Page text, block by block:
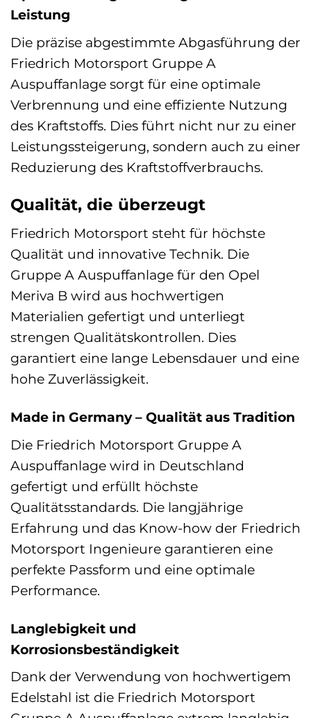
Leistung
Die präzise abgestimmte Abgasführung der
Friedrich Motorsport Gruppe A
Auspuffanlage sorgt für eine optimale
Verbrennung und eine effiziente Nutzung
des Kraftstoffs. Dies führt nicht nur zu einer
Leistungssteigerung, sondern auch zu einer
Reduzierung des Kraftstoffverbrauchs.
Qualität, die überzeugt
Friedrich Motorsport steht für höchste
Qualität und innovative Technik. Die
Gruppe A Auspuffanlage für den Opel
Meriva B wird aus hochwertigen
Materialien gefertigt und unterliegt
strengen Qualitätskontrollen. Dies
garantiert eine lange Lebensdauer und eine
hohe Zuverlässigkeit.
Made in Germany – Qualität aus Tradition
Die Friedrich Motorsport Gruppe A
Auspuffanlage wird in Deutschland
gefertigt und erfüllt höchste
Qualitätsstandards. Die langjährige
Erfahrung und das Know-how der Friedrich
Motorsport Ingenieure garantieren eine
perfekte Passform und eine optimale
Performance.
Langlebigkeit und
Korrosionsbeständigkeit
Dank der Verwendung von hochwertigem
Edelstahl ist die Friedrich Motorsport